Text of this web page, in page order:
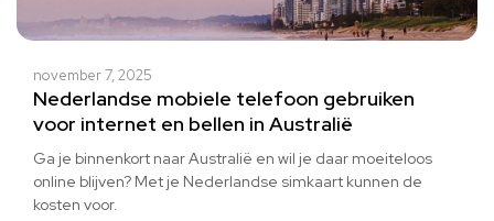
november 7, 2025
Nederlandse mobiele telefoon gebruiken
voor internet en bellen in Australië
Ga je binnenkort naar Australië en wil je daar moeiteloos
online blijven? Met je Nederlandse simkaart kunnen de
kosten voor.